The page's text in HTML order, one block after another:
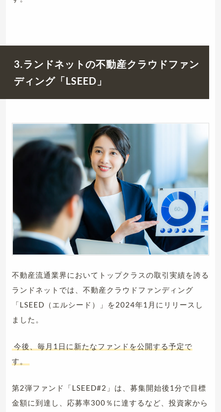
3.ランドネットの不動産クラウドファン
ディング「LSEED」
不動産流通業界においてトップクラスの取引実績を誇る
ランドネットでは、不動産クラウドファンディング
「LSEED（エルシード）」を2024年1月にリリースし
ました。
今後、毎月1日に新たなファンドを公開する予定で
す。
第2弾ファンド「LSEED#2」は、募集開始後1分で目標
金額に到達し、応募率300％に達するなど、投資家から